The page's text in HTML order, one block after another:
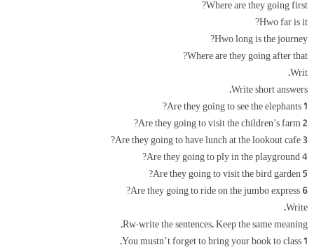
Where are they going first?
Hwo far is it?
Hwo long is the journey?
Where are they going after that?
Writ.
Write short answers.
1 Are they going to see the elephants?
2 Are they going to visit the children’s farm?
3 Are they going to have lunch at the lookout cafe?
4 Are they going to ply in the playground?
5 Are they going to visit the bird garden?
6 Are they going to ride on the jumbo express?
Write.
Rw-write the sentences. Keep the same meaning.
1 You mustn’t forget to bring your book to class.